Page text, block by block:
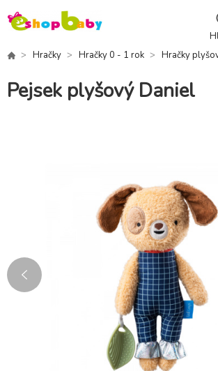
Hračky Hračky 0 - 1 rok Hračky
Pejsek plyšový Daniel